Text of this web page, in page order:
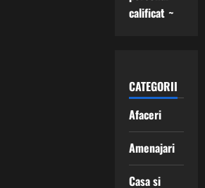
calificat ~
CATEGORII
Afaceri
Amenajari
Casa si